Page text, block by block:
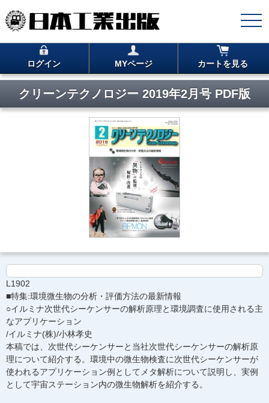
ログイン MYページ カートを見る
クリーンテクノロジー 2019年2月号 PDF版
L1902
■特集:環境微生物の分析・評価方法の最新情報
○イルミナ次世代シーケンサーの解析原理と環境調査に使用される主
なアプリケーション
/イルミナ(株)/小林孝史
本稿では、次世代シーケンサーと当社次世代シーケンサーの解析原
理について紹介する。環境中の微生物検査に次世代シーケンサーが
使われるアプリケーション例としてメタ解析について説明し、実例
として宇宙ステーション内の微生物解析を紹介する。